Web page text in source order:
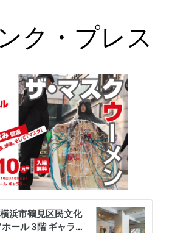
ク・プレス